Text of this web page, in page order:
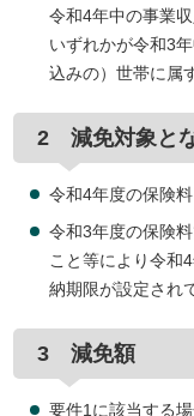
令和4年中の事業
いずれかが令和3
込みの）世帯に属
2 減免対象と
令和4年度の保険料
令和3年度の保険
こと等により令和
納期限が設定され
3 減免額
要件1に該当する